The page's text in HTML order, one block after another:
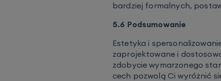
bardziej formalnych,
5.6 Podsumowanie
Estetyka i
zaprojektowane i
zdobycie wymarzonego
cech pozwolą Ci wyróżnić